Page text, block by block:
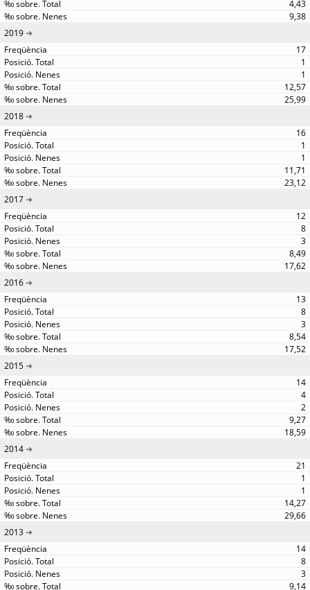
4,43
9,38
2019
17
1
1
12,57
25,99
2018
16
1
1
11,71
23,12
2017
12
8
3
8,49
17,62
2016
13
8
3
8,54
17,52
2015
14
4
2
9,27
18,59
2014
21
1
1
14,27
29,66
2013
14
8
3
9,14